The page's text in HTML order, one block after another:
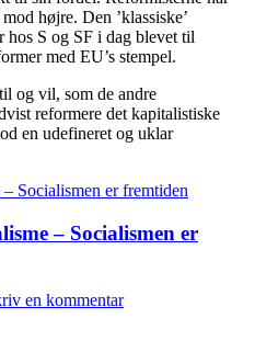
højre. Den ’klassiske’
hos S og SF i dag blevet til
med EU’s stempel.
og vil, som de andre
reformere det kapitalistiske
en udefineret og uklar
– Socialismen er
en kommentar